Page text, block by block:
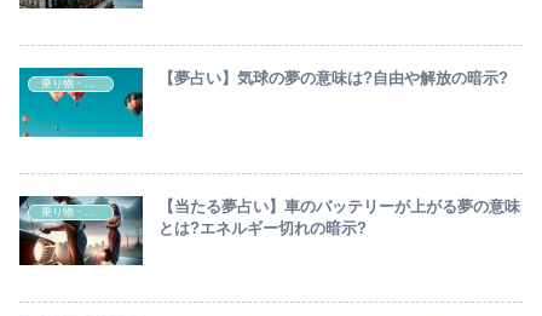
乗り物・交通機関 【夢占い】気球の夢の意味は?自由や解放の暗示?
【当たる夢占い】車のバッテリーが上がる夢の意味
とは?エネルギー切れの暗示?